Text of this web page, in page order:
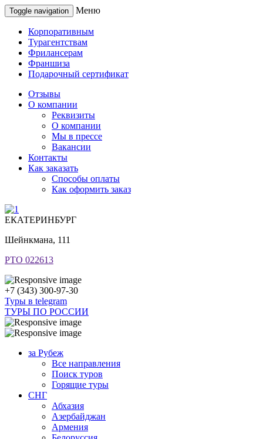
Toggle navigation Меню
Корпоративным
Турагентствам
Фрилансерам
Франшиза
Подарочный сертификат
Отзывы
О компании
Реквизиты
О компании
Мы в прессе
Вакансии
Контакты
Как заказать
Способы оплаты
Как оформить заказ
ЕКАТЕРИНБУРГ
Шейнкмана, 111
РТО 022613
+7 (343) 300-97-30
Туры в telegram
ТУРЫ ПО РОССИИ
за Рубеж
Все направления
Поиск туров
Горящие туры
СНГ
Абхазия
Азербайджан
Армения